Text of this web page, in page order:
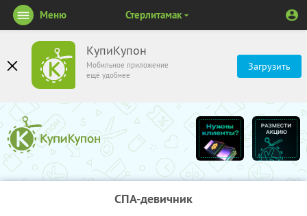
КупиКупон
Мобильное приложение
ещё удобнее
Загрузить
Меню Стерлитамак
СПА-девичник